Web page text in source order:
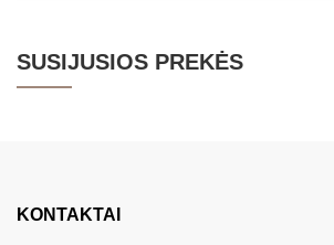
SUSIJUSIOS PREKĖS
KONTAKTAI